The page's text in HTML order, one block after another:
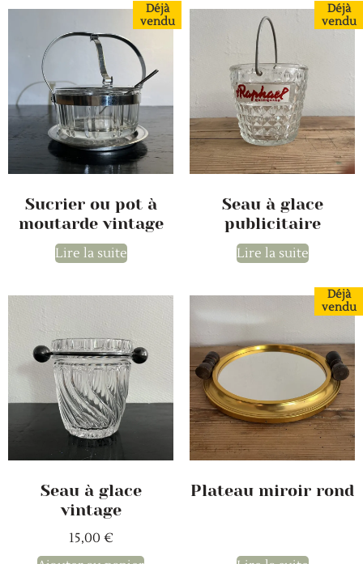
Déjà
vendu
Sucrier ou pot à
moutarde vintage
Lire la suite
Déjà
vendu
Seau à glace
publicitaire
Lire la suite
Seau à glace
vintage
15,00 €
Déjà
vendu
Plateau miroir rond